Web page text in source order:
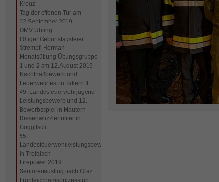
Kreuz
Tag der offenen Tür am
22.September 2019
OMV Übung
80 iger Geburtstagsfeier
Strempfl Herman
Monatsübung Übungsgruppe
1 und 2 am 12.August 2019
Nachtnaßbewerb und
Feuerwehrfest in Takern II
49. Landesfeuerwehrjugend-
Leistungsbewerb und 12.
Bewerbsspiel in Mautern
Riesenwuzzlertunier in
Goggitsch
55.
Landesfeuerwehrleistungsbewerb
in Trofaiach
Firepower 2019
Seniorenausflug nach Graz
Fronleichnamsprozession